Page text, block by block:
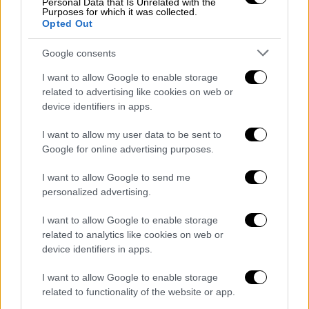
Purposes for which it was collected.
Opted Out
Google consents
I want to allow Google to enable storage
related to advertising like cookies on web or
device identifiers in apps.
I want to allow my user data to be sent to
Google for online advertising purposes.
I want to allow Google to send me
personalized advertising.
I want to allow Google to enable storage
related to analytics like cookies on web or
device identifiers in apps.
I want to allow Google to enable storage
related to functionality of the website or app.
Because of this law and the many
others that preceded it, attacking
SpaceX will now move its HQ from
Hawthorne, California, to Starbase,
— Elon Musk (@elonmusk)July 16,
2024
Ο Μασκ, ο οποίος έχει μια ενήλικη
τρανσέξουαλκόρη, ανέφερε ότι είχε πει στο
παρελθόν στον κυβερνήτη «ότι νόμοι αυτού
του είδους θαανάγκαζαν οικογένειες και
εταιρείες να εγκαταλείψουν την Καλιφόρνια
για να προστατεύσουν τα παιδιά τους».